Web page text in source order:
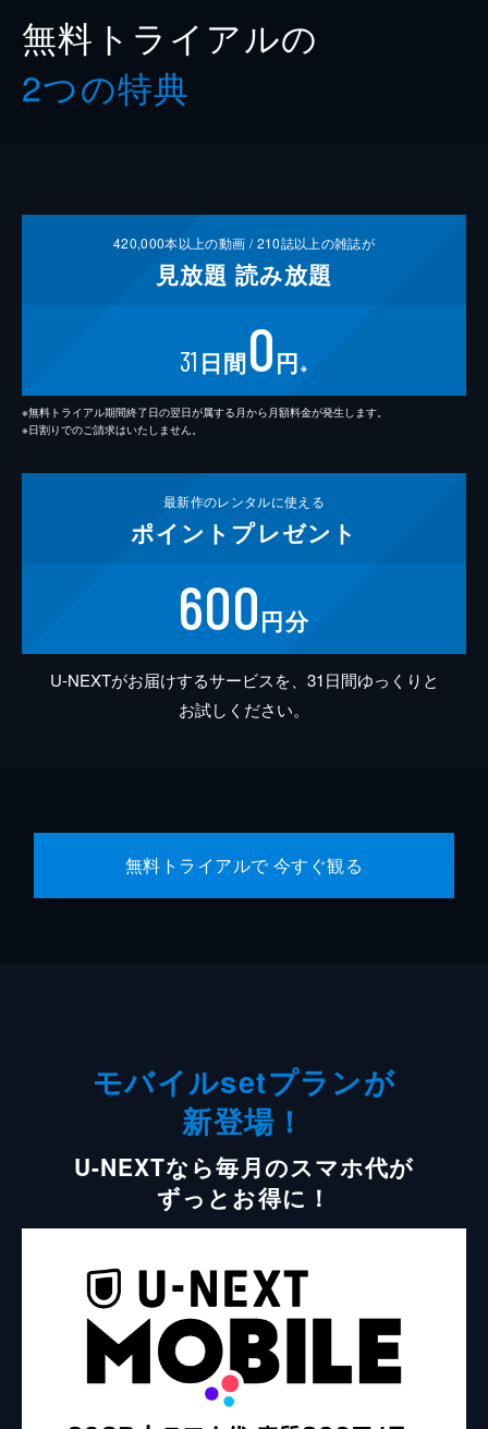
無料トライアルの
2つの特典
420,000本以上の動画 /210誌以上の雑誌が
見放題 読み放題
31 日間0円 ※
※無料トライアル期間終了日の翌日が属する月から月額料金が発生します。
※日割りでのご請求はいたしません。
最新作のレンタルに使える
ポイント プレゼント
600円分
U-NEXTがお届けするサービスを、31日間ゆっくりと
お試しください。
無料トライアルで 今すぐ観る
モバイルsetプランが
新登場！
U-NEXTなら毎月のスマホ代が
ずっとお得に！